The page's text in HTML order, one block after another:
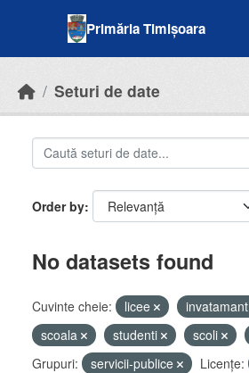
Primăria Timișoara
Seturi de date
Order by
No datasets found
Cuvinte cheie: licee invatamant
scoala
studenti scoli
Grupuri:
servicii-publice Licenţe: